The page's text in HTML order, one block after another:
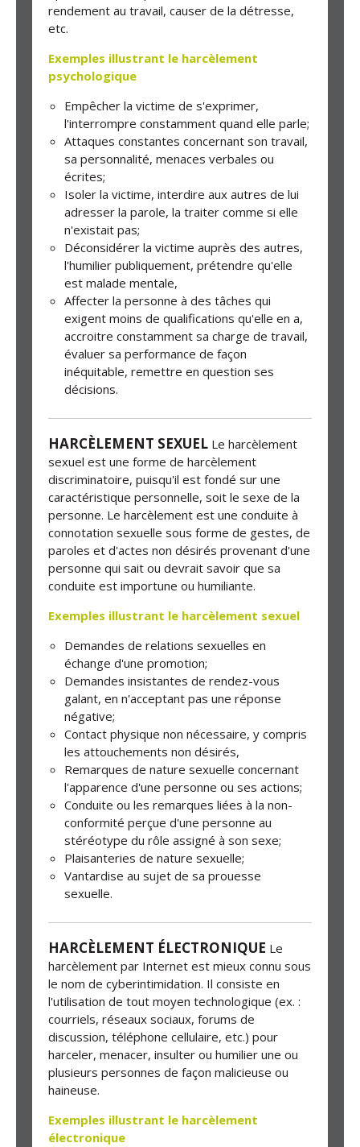
rendement au travail, causer de la détresse,
etc.
Exemples illustrant le harcèlement
psychologique
Empêcher la victime de s'exprimer,
l'interrompre constamment quand elle parle;
Attaques constantes concernant son travail,
sa personnalité, menaces verbales ou
écrites;
Isoler la victime, interdire aux autres de lui
adresser la parole, la traiter comme si elle
n'existait pas;
Déconsidérer la victime auprès des autres,
l'humilier publiquement, prétendre qu'elle
est malade mentale,
Affecter la personne à des tâches qui
exigent moins de qualifications qu'elle en a,
accroitre constamment sa charge de travail,
évaluer sa performance de façon
inéquitable, remettre en question ses
décisions.
HARCÈLEMENT SEXUEL Le harcèlement
sexuel est une forme de harcèlement
discriminatoire, puisqu'il est fondé sur une
caractéristique personnelle, soit le sexe de la
personne. Le harcèlement est une conduite à
connotation sexuelle sous forme de gestes, de
paroles et d'actes non désirés provenant d'une
personne qui sait ou devrait savoir que sa
conduite est importune ou humiliante.
Exemples illustrant le harcèlement sexuel
Demandes de relations sexuelles en
échange d'une promotion;
Demandes insistantes de rendez-vous
galant, en n'acceptant pas une réponse
négative;
Contact physique non nécessaire, y compris
les attouchements non désirés,
Remarques de nature sexuelle concernant
l'apparence d'une personne ou ses actions;
Conduite ou les remarques liées à la non-
conformité perçue d'une personne au
stéréotype du rôle assigné à son sexe;
Plaisanteries de nature sexuelle;
Vantardise au sujet de sa prouesse
sexuelle.
HARCÈLEMENT ÉLECTRONIQUE Le
harcèlement par Internet est mieux connu sous
le nom de cyberintimidation. Il consiste en
l'utilisation de tout moyen technologique (ex. :
courriels, réseaux sociaux, forums de
discussion, téléphone cellulaire, etc.) pour
harceler, menacer, insulter ou humilier une ou
plusieurs personnes de façon malicieuse ou
haineuse.
Exemples illustrant le harcèlement
électronique